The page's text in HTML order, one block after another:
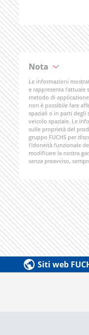
Nota
Le informazioni
e rappresenta
metodo di
non è possibile fare
spaziali o in parti degli
veicolo spaziale. Le
sulle proprietà del
gruppo FUCHS per
l’idoneità funzionale
modificare la nostra
senza preavviso,
Siti web